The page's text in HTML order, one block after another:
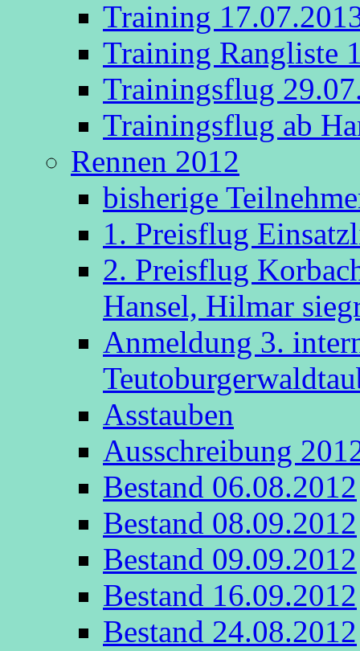
Training
Training Rangliste
Trainingsflug
Trainingsflug ab
Rennen 2012
bisherige
1. Preisflug
2. Preisflug
Hansel, Hilmar
Anmeldung 3.
Asstauben
Ausschreibung
Bestand 06.08.2012
Bestand 08.09.2012
Bestand 09.09.2012
Bestand 16.09.2012
Bestand 24.08.2012